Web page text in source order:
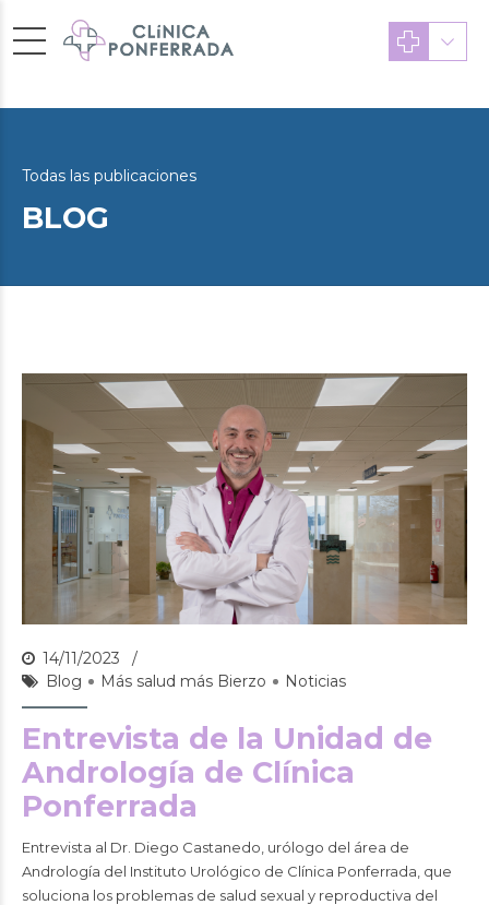
Todas las publicaciones
BLOG
14/11/2023
Blog
Más salud más Bierzo Noticias
Entrevista de la Unidad de
Andrología de Clínica
Ponferrada
Entrevista al Dr. Diego Castanedo, urólogo del área de
Andrología del Instituto Urológico de Clínica Ponferrada, que
soluciona los problemas de salud sexual y reproductiva del